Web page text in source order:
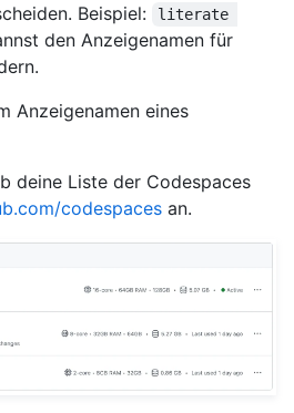
Beispiel:
literate
den Anzeigenamen für
Anzeigenamen eines
deine Liste der Codespaces
codespaces an.